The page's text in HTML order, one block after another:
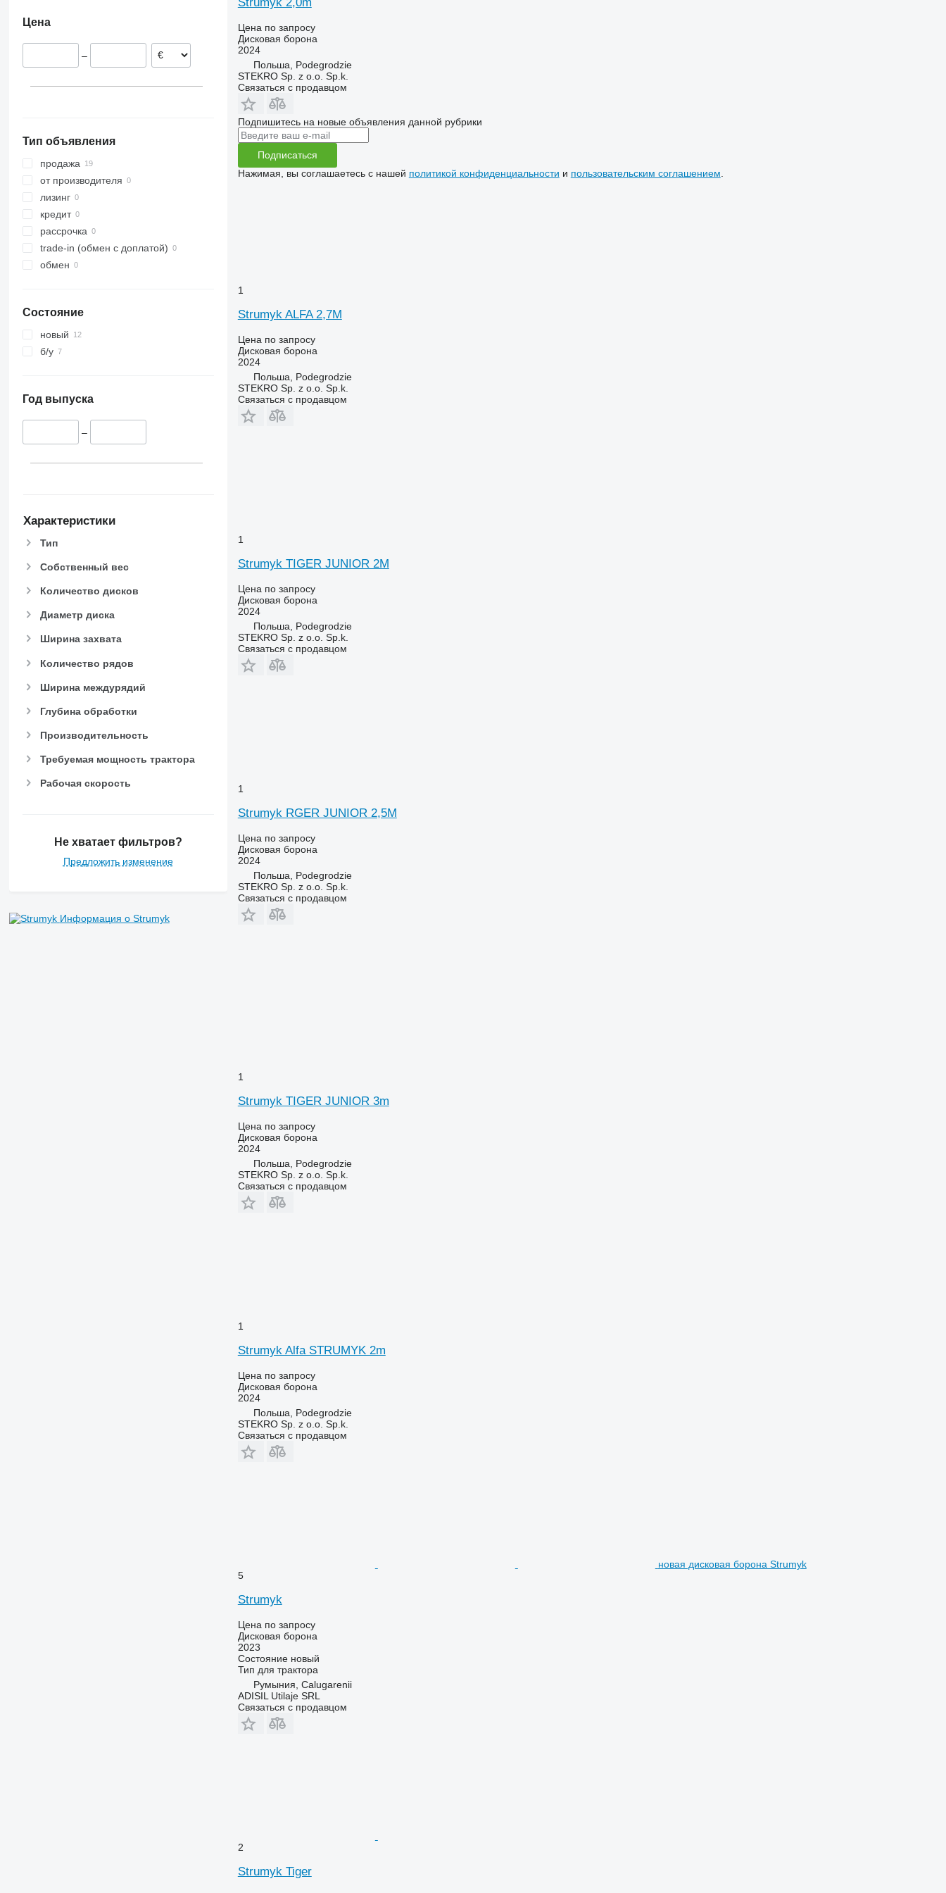
Цена
–
Тип объявления
продажа
от производителя
лизинг
кредит
рассрочка
trade-in (обмен с доплатой)
обмен
Состояние
новый
б/у
Год выпуска
–
Характеристики
Тип
Собственный вес
Количество дисков
Диаметр диска
Ширина захвата
Количество рядов
Ширина междурядий
Глубина обработки
Производительность
Требуемая мощность трактора
Рабочая скорость
Не хватает фильтров?
Предложить изменение
Информация о Strumyk
Цена по запросу
Дисковая борона
2024
Польша, Podegrodzie
STEKRO Sp. z o.o. Sp.k.
Связаться с продавцом
Подпишитесь на новые объявления данной рубрики
Подписаться
Нажимая, вы соглашаетесь с нашей политикой конфиденциальности и пользовательским соглашением
1
Strumyk ALFA 2,7M
Цена по запросу
Дисковая борона
2024
Польша, Podegrodzie
STEKRO Sp. z o.o. Sp.k.
Связаться с продавцом
1
Strumyk TIGER JUNIOR 2M
Цена по запросу
Дисковая борона
2024
Польша, Podegrodzie
STEKRO Sp. z o.o. Sp.k.
Связаться с продавцом
1
Strumyk RGER JUNIOR 2,5M
Цена по запросу
Дисковая борона
2024
Польша, Podegrodzie
STEKRO Sp. z o.o. Sp.k.
Связаться с продавцом
1
Strumyk TIGER JUNIOR 3m
Цена по запросу
Дисковая борона
2024
Польша, Podegrodzie
STEKRO Sp. z o.o. Sp.k.
Связаться с продавцом
1
Strumyk Alfa STRUMYK 2m
Цена по запросу
Дисковая борона
2024
Польша, Podegrodzie
STEKRO Sp. z o.o. Sp.k.
Связаться с продавцом
новая дисковая борона Strumyk
5
Strumyk
Цена по запросу
Дисковая борона
2023
Состояниеновый
Тип для трактора
Румыния, Calugarenii
ADISIL Utilaje SRL
Связаться с продавцом
2
Strumyk Tiger